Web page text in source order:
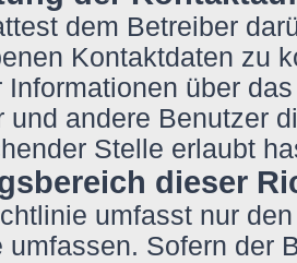
dem Betreiber
Kontaktdaten zu
Informationen über
und andere Benutzer
Stelle erlaubt
dieser
umfasst nur
umfassen. Sofern der